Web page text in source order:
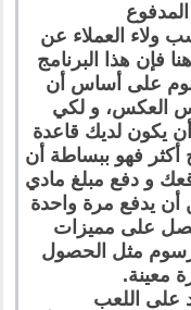
ولاء العملاء عن
فإن هذا البرنامج
على أساس أن
العكس، و لكي
يكون لديك قاعدة
أكثر فهو ببساطة أن
و دفع مبلغ مادي
أن يدفع مرة واحدة
على مميزات
مثل الحصول
معينة.